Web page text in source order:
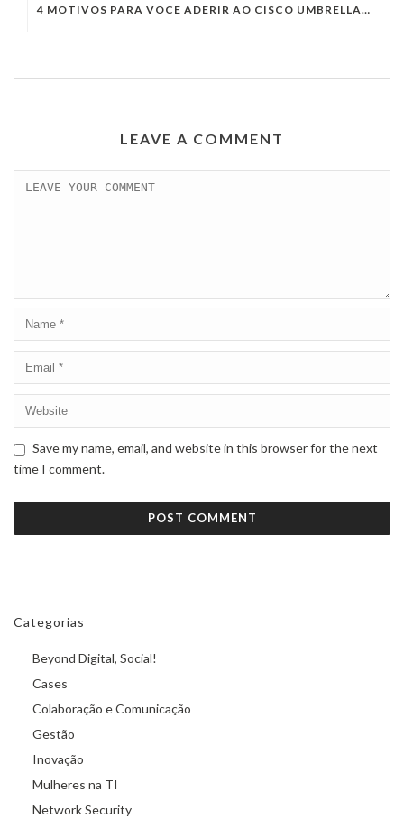
4 MOTIVOS PARA VOCÊ ADERIR AO CISCO UMBRELLA E GARANTIR A CIBERSEGURANÇA DA SUA EMPRESA
LEAVE A COMMENT
Save my name, email, and website in this browser for the next
time I comment.
Categorias
Beyond Digital, Social!
Cases
Colaboração e Comunicação
Gestão
Inovação
Mulheres na TI
Network Security